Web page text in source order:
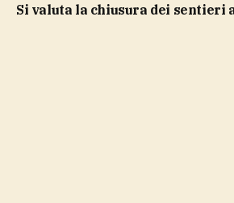
si valuta la chiusura dei sentieri